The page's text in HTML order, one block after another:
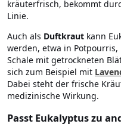
kräuterfrisch, bekommt
Linie.
Auch als Duftkraut kann
werden, etwa in
Schale mit getrockneten
sich zum Beispiel mit
Dabei steht der frische
medizinische Wirkung.
Passt Eukalyptus zu